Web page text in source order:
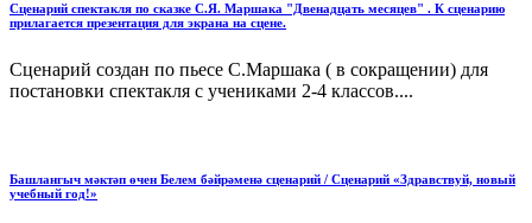
Сценарий спектакля по сказке С.Я. Маршака "Двенадцать месяцев" . К сценарию
прилагается презентация для экрана на сцене.
Сценарий создан по пьесе С.Маршака ( в сокращении) для
постановки спектакля с учениками 2-4 классов....
Башлангыч мәктәп өчен Белем бәйрәменә сценарий / Сценарий «Здравствуй, новый
учебный год!»